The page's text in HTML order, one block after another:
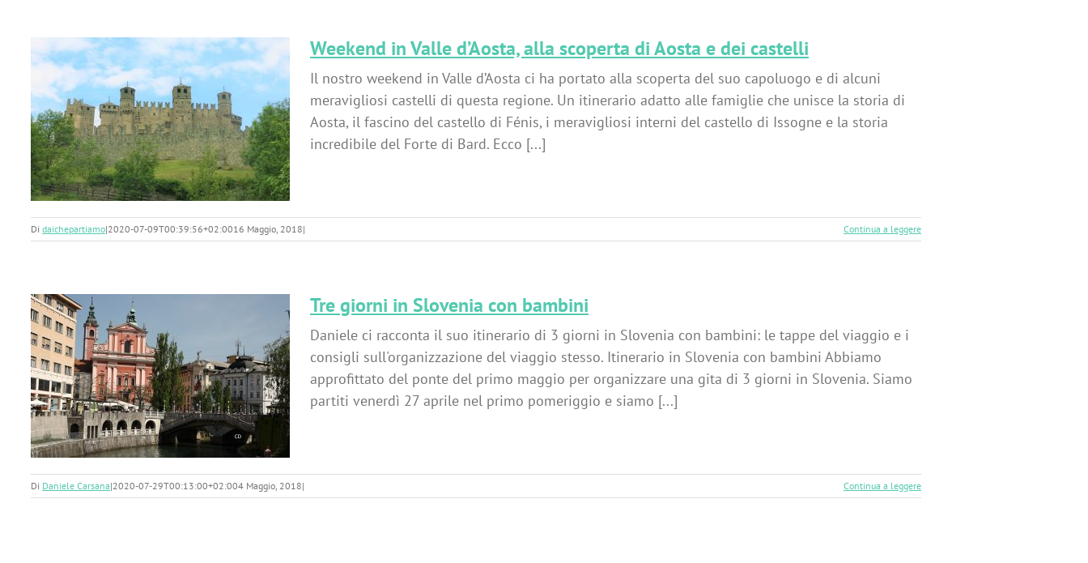
Weekend in Valle d’Aosta, alla scoperta di Aosta e dei castelli
Il nostro weekend in Valle d’Aosta ci ha portato alla scoperta del suo capoluogo e di alcuni
meravigliosi castelli di questa regione. Un itinerario adatto alle famiglie che unisce la storia di
Aosta, il fascino del castello di Fénis, i meravigliosi interni del castello di Issogne e la storia
incredibile del Forte di Bard. Ecco [...]
Di daichepartiamo|2020-07-09T00:39:56+02:0016 Maggio, 2018| Continua a leggere
Tre giorni in Slovenia con bambini
Daniele ci racconta il suo itinerario di 3 giorni in Slovenia con bambini: le tappe del viaggio e i
consigli sull'organizzazione del viaggio stesso. Itinerario in Slovenia con bambini Abbiamo
approfittato del ponte del primo maggio per organizzare una gita di 3 giorni in Slovenia. Siamo
partiti venerdì 27 aprile nel primo pomeriggio e siamo [...]
Di Daniele Carsana|2020-07-29T00:13:00+02:004 Maggio, 2018| Continua a leggere